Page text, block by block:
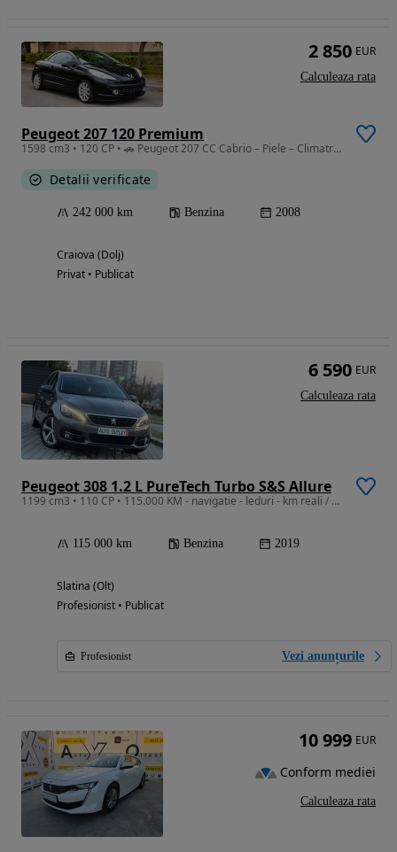
Peugeot 207 120 Premium
1598 cm3 • 120 CP • 🚗 Peugeot 207 CC Cabrio – Piele – Climatronic – Jante Aliaj – Hardtop
Detalii verificate
242 000 km Benzina 2008
Craiova (Dolj)
Privat • Publicat
2 850 EUR
Calculeaza rata
Peugeot 308 1.2 L PureTech Turbo S&S Allure
1199 cm3 • 110 CP • 115.000 KM - navigatie - leduri - km reali / Camera
115 000 km Benzina 2019
Slatina (Olt)
Profesionist • Publicat
Profesionist Vezi anunțurile
6 590 EUR
Calculeaza rata
10 999 EUR
Conform mediei
Calculeaza rata